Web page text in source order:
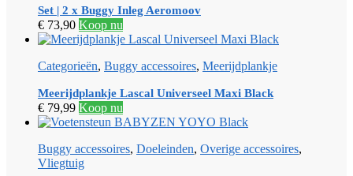
Set | 2 x Buggy Inleg Aeromoov
€ 73,90 Koop nu
Categorieën, Buggy accessoires, Meerijdplankje
Meerijdplankje Lascal Universeel Maxi Black
€ 79,99 Koop nu
Buggy accessoires, Doeleinden, Overige accessoires,
Vliegtuig